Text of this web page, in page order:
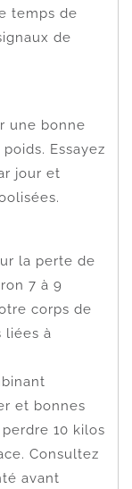
temps de
de
une bonne
Essayez
jour et
la perte de
7 à 9
corps de
liées à
et bonnes
10 kilos
Consultez
avant